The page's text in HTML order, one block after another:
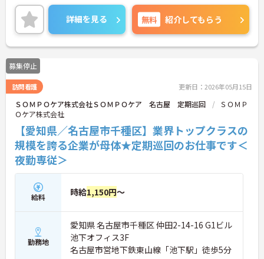
また育児への理解が高く、産休・育休、有給も取得
しやすい職場です。新婚の方もご相談下さい。
ご興味のある方には、面接対策ポイントなどさらに
詳細をお話致しますので、お気軽にお問い合わせ下
さい。
詳細を見る 無料 紹介してもらう
募集停止
訪問看護 更新日：2026年05月15日
ＳＯＭＰＯケア株式会社ＳＯＭＰＯケア 名古屋 定期巡回
ＳＯＭＰ
Ｏケア株式会社
【愛知県／名古屋市千種区】業界トップクラスの
規模を誇る企業が母体★定期巡回のお仕事です＜
夜勤専従＞
給料 時給1,150円～
勤務地
愛知県 名古屋市千種区 仲田2-14-16 G1ビル
池下オフィス3F
名古屋市営地下鉄東山線「池下駅」徒歩5分